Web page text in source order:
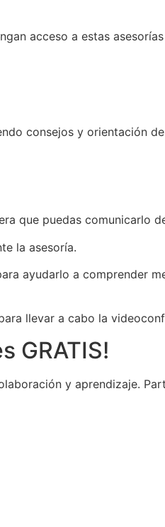
acceso a estas
consejos y orientación
que puedas comunicarlo
la asesoría.
ayudarlo a comprender
llevar a cabo la
GRATIS!
y aprendizaje.